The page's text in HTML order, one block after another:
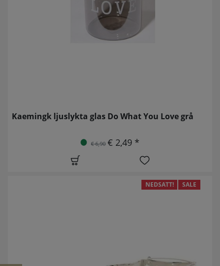
Kaemingk ljuslykta glas Do What You Love grå
€ 6,90 € 2,49 *
NEDSATT! SALE